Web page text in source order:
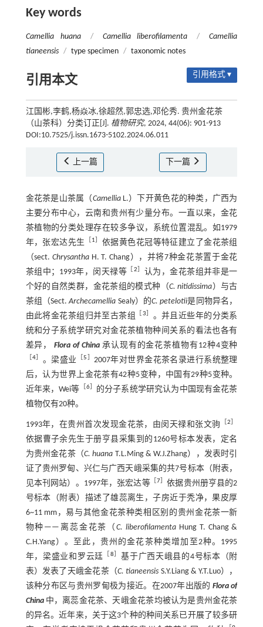
Key words
Camellia huana / Camellia liberofilamenta /
Camellia
tianeensis / type specimen / taxonomic notes
引用本文 引用格式 ▾
江国彬,李鹤,杨焱冰,徐超然,郭忠选,邓伦秀. 贵州金花茶
（山茶科）分类订正[J]. 植物研究, 2024, 44(06): 901-913
DOI:10.7525/j.issn.1673-5102.2024.06.011
上一篇 下一篇
金花茶是山茶属（CamelliaL.）下开黄色花的种类，广西为
主要分布中心，云南和贵州有少量分布。一直以来，金花
茶植物的分类处理存在较多争议，系统位置混乱。如1979
年，张宏达先生
1
依据黄色花冠等特征建立了金花茶组
（sect. ChrysanthaH. T. Chang），并将7种金花茶置于金花
茶组中；1993年，闵天禄等
2
认为，金花茶组并非是一
个好的自然类群，金花茶组的模式种（C. nitidissima）与古
茶组（Sect.Archecamellia Sealy）的C. petelotii是同物异名，
由此将金花茶组归并至古茶组
3
。并且近些年的分类系
统和分子系统学研究对金花茶植物种间关系的看法也各有
差异，Flora of China 承认现有的金花茶植物有12种4变种
［4 。梁盛业 ［5
2007年对世界金花茶名录进行系统整理
后，认为世界上金花茶有42种5变种，中国有29种5变种。
近年来，Wei等
6］
的分子系统学研究认为中国现有金花茶
植物仅有20种。
1993年，在贵州首次发现金花茶，由闵天禄和张文驹 2
依据曹子余先生于册亨县采集到的1260号标本发表，定名
为贵州金花茶（C. huana T.L.Ming & W.J.Zhang），发表时引
证了贵州罗甸、兴仁与广西天峨采集的共7号标本（附表，
见本刊网站）。1997年，张宏达等［ 7］依据贵州册亨县的2
号标本（附表）描述了雄蕊离生，子房近于秃净，果皮厚
6~11 mm，易与其他金花茶种类相区别的贵州金花茶一新
物种——离蕊金花茶（C. liberofilamenta Hung T. Chang &
C.H.Yang）。至此，贵州的金花茶种类增加至2种。1995
年，梁盛业和罗云廷
8
基于广西天峨县的4号标本（附
表）发表了天峨金花茶（C. tianeensis S.Y.Liang & Y.T.Luo），
该种分布区与贵州罗甸极为接近。在2007年出版的Flora of
China中，离蕊金花茶、天峨金花茶均被认为是贵州金花茶
的异名。近年来，关于这3个种的种间关系已开展了较多研